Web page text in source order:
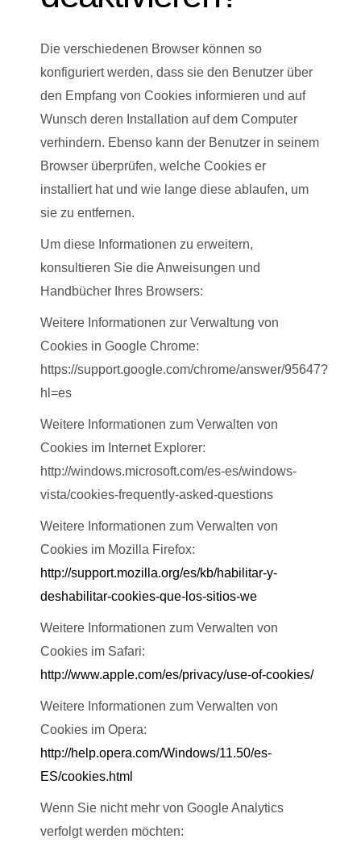
Die verschiedenen Browser können so
konfiguriert werden, dass sie den Benutzer über
den Empfang von Cookies informieren und auf
Wunsch deren Installation auf dem Computer
verhindern. Ebenso kann der Benutzer in seinem
Browser überprüfen, welche Cookies er
installiert hat und wie lange diese ablaufen, um
sie zu entfernen.
Um diese Informationen zu erweitern,
konsultieren Sie die Anweisungen und
Handbücher Ihres Browsers:
Weitere Informationen zur Verwaltung von
Cookies in Google Chrome:
https://support.google.com/chrome/answer/95647?
hl=es
Weitere Informationen zum Verwalten von
Cookies im Internet Explorer:
http://windows.microsoft.com/es-es/windows-
vista/cookies-frequently-asked-questions
Weitere Informationen zum Verwalten von
Cookies im Mozilla Firefox:
http://support.mozilla.org/es/kb/habilitar-y-
deshabilitar-cookies-que-los-sitios-we
Weitere Informationen zum Verwalten von
Cookies im Safari:
http://www.apple.com/es/privacy/use-of-cookies/
Weitere Informationen zum Verwalten von
Cookies im Opera:
http://help.opera.com/Windows/11.50/es-
ES/cookies.html
Wenn Sie nicht mehr von Google Analytics
verfolgt werden möchten: